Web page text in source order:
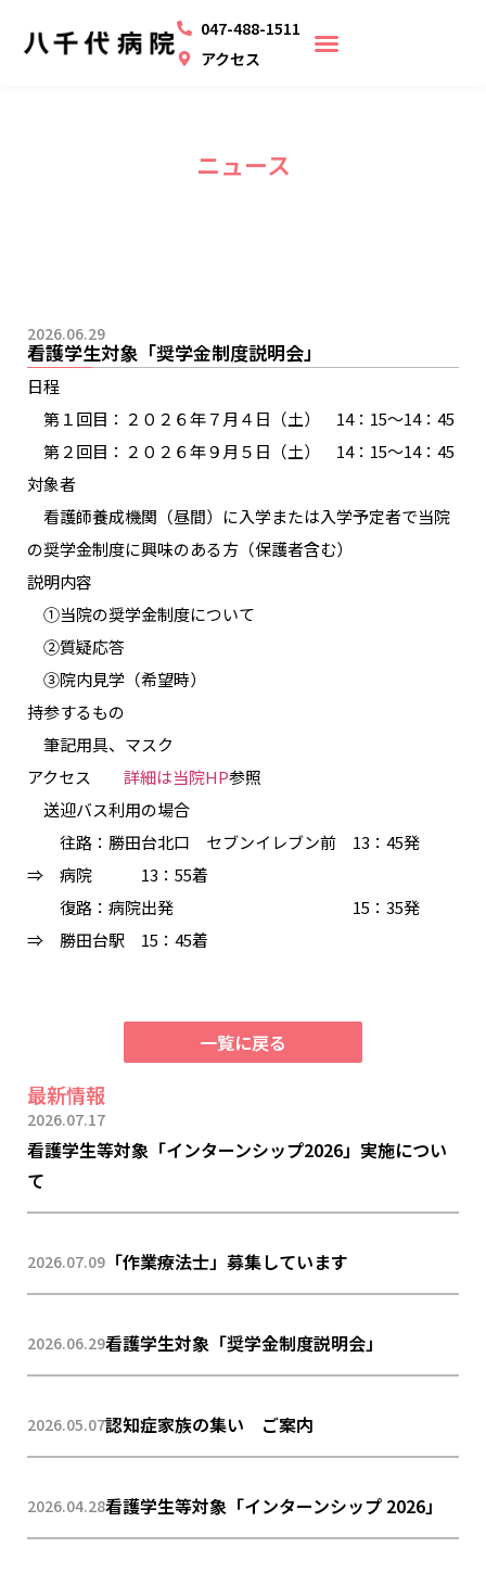
047-488-1511
アクセス
ニュース
2026.06.29
看護学生対象「奨学金制度説明会」
日程
第１回目：２０２６年７月４日（土） 14：15～14：45
第２回目：２０２６年９月５日（土） 14：15～14：45
対象者
看護師養成機関（昼間）に入学または入学予定者で当院
の奨学金制度に興味のある方（保護者含む）
説明内容
①当院の奨学金制度について
②質疑応答
③院内見学（希望時）
持参するもの
筆記用具、マスク
アクセス 詳細は当院HP参照
送迎バス利用の場合
往路：勝田台北口 セブンイレブン前 13：45発
⇒ 病院 13：55着
復路：病院出発 15：35発
⇒ 勝田台駅 15：45着
一覧に戻る
最新情報
2026.07.17
看護学生等対象「インターンシップ2026」実施につい
て
2026.07.09 「作業療法士」募集しています
2026.06.29看護学生対象「奨学金制度説明会」
2026.05.07認知症家族の集い ご案内
2026.04.28看護学生等対象「インターンシップ 2026」